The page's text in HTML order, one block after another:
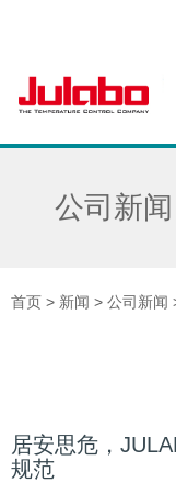
公司新闻
首页 > 新闻 > 公司新闻
居安思危，
规范